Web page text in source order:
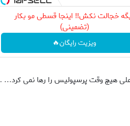
خجالت نکش‼️ اینجا قسطی مو بکار
(تضمینی)
ویزیت رایگان🔥
هيچ وقت پرسپوليس را رها نمى كرد… .